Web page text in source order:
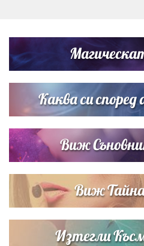
Димов издадоха своето
Дъщерята на Тодор Батков
Братя Аргирови я изненадаха
Каква си според
Виж
Виж
Изтегли